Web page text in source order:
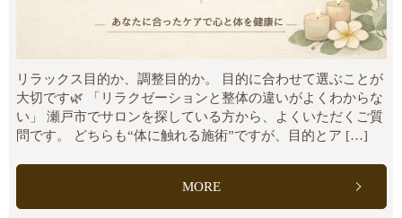
リラックス目的か、調整目的か。 目的に合わせて選ぶことが
大切です🌿 「リラクゼーションと整体の違いがよくわからな
い」 瀬戸市でサロンを探している方から、よくいただくご質
問です。 どちらも“体に触れる施術”ですが、目的とア […]
MORE